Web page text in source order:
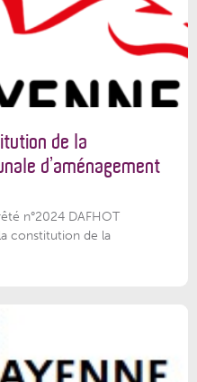
de la
d’aménagement
n°2024 DAFHOT
constitution de la